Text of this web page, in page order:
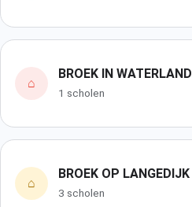
⌂
BROEK IN WATERLAND
1 scholen
⌂
BROEK OP LANGEDIJK
3 scholen